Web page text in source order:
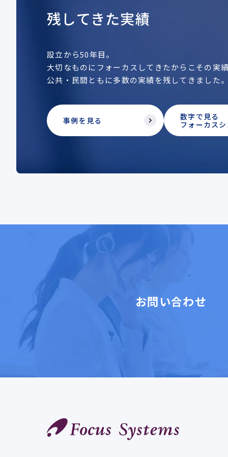
残してきた実績
設立から50年目。
大切なものにフォーカスしてきたからこその実
公共・民間ともに多数の実績を残してきました
事例を見る
数字で見る
フォーカス
お問い合わせ